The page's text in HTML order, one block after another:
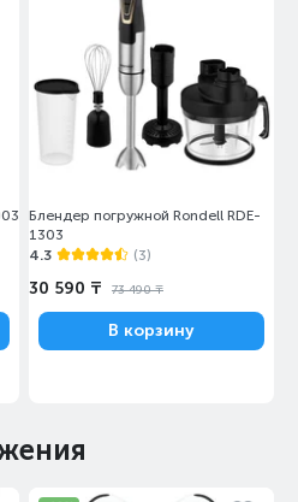
Блендер погружной Rondell RDE-
1303
4.3
(3)
30 590 ₸ 73 490 ₸
В корзину